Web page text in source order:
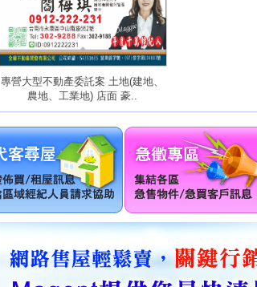
專營大型不動產委託案 土地(建地、
農地、工業地) 店面 豪..